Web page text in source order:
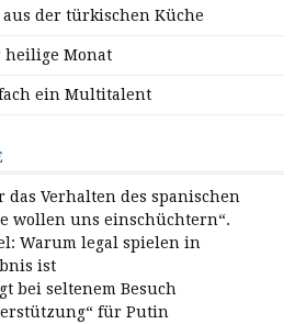
der türkischen Küche
heilige Monat
ein Multitalent
das Verhalten des spanischen
wollen uns einschüchtern“.
Warum legal spielen in
ist
bei seltenem Besuch
für Putin